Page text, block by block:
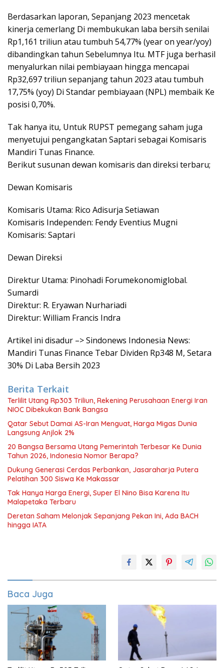
Berdasarkan laporan, Sepanjang 2023 mencetak
kinerja cemerlang Di membukukan laba bersih senilai
Rp1,161 triliun atau tumbuh 54,77% (year on year/yoy)
dibandingkan tahun Sebelumnya Itu. MTF juga berhasil
menyalurkan nilai pembiayaan hingga mencapai
Rp32,697 triliun sepanjang tahun 2023 atau tumbuh
17,75% (yoy) Di Standar pembiayaan (NPL) membaik Ke
posisi 0,70%.
Tak hanya itu, Untuk RUPST pemegang saham juga
menyetujui pengangkatan Saptari sebagai Komisaris
Mandiri Tunas Finance.
Berikut susunan dewan komisaris dan direksi terbaru;
Dewan Komisaris
Komisaris Utama: Rico Adisurja Setiawan
Komisaris Independen: Fendy Eventius Mugni
Komisaris: Saptari
Dewan Direksi
Direktur Utama: Pinohadi Forumekonomiglobal.
Sumardi
Direktur: R. Eryawan Nurhariadi
Direktur: William Francis Indra
Artikel ini disadur –> Sindonews Indonesia News:
Mandiri Tunas Finance Tebar Dividen Rp348 M, Setara
30% Di Laba Bersih 2023
Berita Terkait
Terlilit Utang Rp303 Triliun, Rekening Perusahaan Energi Iran
NIOC Dibekukan Bank Bangsa
Qatar Sebut Damai AS-Iran Menguat, Harga Migas Dunia
Langsung Anjlok 2%
20 Bangsa Bersama Utang Pemerintah Terbesar Ke Dunia
Tahun 2026, Indonesia Nomor Berapa?
Dukung Generasi Cerdas Perbankan, Jasaraharja Putera
Pelatihan 300 Siswa Ke Makassar
Tak Hanya Harga Energi, Super El Nino Bisa Karena Itu
Malapetaka Terbaru
Deretan Saham Melonjak Sepanjang Pekan Ini, Ada BACH
hingga IATA
Baca Juga